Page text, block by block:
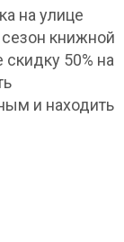
на улице
книжной
50% на
и находить